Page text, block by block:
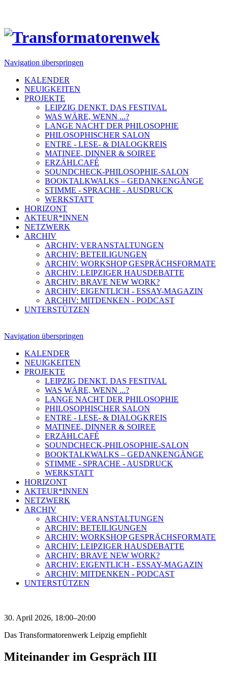
Navigation überspringen
KALENDER
NEUIGKEITEN
PROJEKTE
LEIPZIG DENKT. DAS FESTIVAL
WAS WÄRE, WENN ...?
LANGE NACHT DER PHILOSOPHIE
PHILOSOPHISCHER SALON
ENTRE - LESE- & DIALOGKREIS
MATINEE, DINNER & SOIREE
ERZÄHLCAFÉ
SOUNDCHECK-PHILOSOPHIE-SALON
BOOKTALKWALKS – GEDANKENGÄNGE
STIMME - SPRACHE - AUSDRUCK
WERKSTATT
HORIZONT
AKTEUR*INNEN
NETZWERK
ARCHIV
ARCHIV: VERANSTALTUNGEN
ARCHIV: BETEILIGUNGEN
ARCHIV: WORKSHOP GESPRÄCHSFORMATE
ARCHIV: LEIPZIGER HAUSDEBATTE
ARCHIV: BRAVE NEW WORK?
ARCHIV: EIGENTLICH - ESSAY-MAGAZIN
ARCHIV: MITDENKEN - PODCAST
UNTERSTÜTZEN
Navigation überspringen
KALENDER
NEUIGKEITEN
PROJEKTE
LEIPZIG DENKT. DAS FESTIVAL
WAS WÄRE, WENN ...?
LANGE NACHT DER PHILOSOPHIE
PHILOSOPHISCHER SALON
ENTRE - LESE- & DIALOGKREIS
MATINEE, DINNER & SOIREE
ERZÄHLCAFÉ
SOUNDCHECK-PHILOSOPHIE-SALON
BOOKTALKWALKS – GEDANKENGÄNGE
STIMME - SPRACHE - AUSDRUCK
WERKSTATT
HORIZONT
AKTEUR*INNEN
NETZWERK
ARCHIV
ARCHIV: VERANSTALTUNGEN
ARCHIV: BETEILIGUNGEN
ARCHIV: WORKSHOP GESPRÄCHSFORMATE
ARCHIV: LEIPZIGER HAUSDEBATTE
ARCHIV: BRAVE NEW WORK?
ARCHIV: EIGENTLICH - ESSAY-MAGAZIN
ARCHIV: MITDENKEN - PODCAST
UNTERSTÜTZEN
30. April 2026, 18:00–20:00
Das Transformatorenwerk Leipzig empfiehlt
Miteinander im Gespräch III